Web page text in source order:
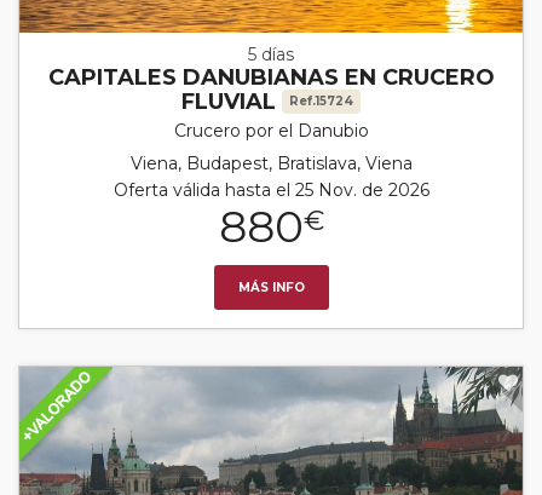
5 días
CAPITALES DANUBIANAS EN CRUCERO
FLUVIAL
Ref.15724
Crucero por el Danubio
Viena, Budapest, Bratislava, Viena
Oferta válida hasta el 25 Nov. de 2026
880€
MÁS INFO